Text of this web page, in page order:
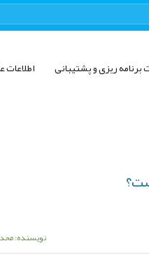
برنامه ریزی و پشتیبانی
نویسنده: